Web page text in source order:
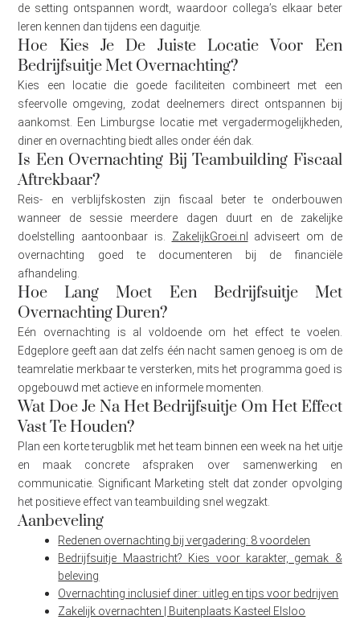
de setting ontspannen wordt, waardoor collega’s elkaar beter
leren kennen dan tijdens een daguitje.
Hoe Kies Je De Juiste Locatie Voor Een
Bedrijfsuitje Met Overnachting?
Kies een locatie die goede faciliteiten combineert met een
sfeervolle omgeving, zodat deelnemers direct ontspannen bij
aankomst. Een Limburgse locatie met vergadermogelijkheden,
diner en overnachting biedt alles onder één dak.
Is Een Overnachting Bij Teambuilding Fiscaal
Aftrekbaar?
Reis- en verblijfskosten zijn fiscaal beter te onderbouwen
wanneer de sessie meerdere dagen duurt en de zakelijke
doelstelling aantoonbaar is. ZakelijkGroei.nl
adviseert om de
overnachting goed te documenteren bij de financiële
afhandeling.
Hoe Lang Moet Een Bedrijfsuitje Met
Overnachting Duren?
Eén overnachting is al voldoende om het effect te voelen.
Edgeplore geeft aan dat zelfs één nacht samen genoeg is om de
teamrelatie merkbaar te versterken, mits het programma goed is
opgebouwd met actieve en informele momenten.
Wat Doe Je Na Het Bedrijfsuitje Om Het Effect
Vast Te Houden?
Plan een korte terugblik met het team binnen een week na het uitje
en maak concrete afspraken over samenwerking en
communicatie. Significant Marketing stelt dat zonder opvolging
het positieve effect van teambuilding snel wegzakt.
Aanbeveling
Redenen overnachting bij vergadering: 8 voordelen
Bedrijfsuitje Maastricht? Kies voor karakter, gemak &
beleving
Overnachting inclusief diner: uitleg en tips voor bedrijven
Zakelijk overnachten | Buitenplaats Kasteel Elsloo